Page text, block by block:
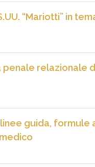
“Mariotti” in
relazionale
guida,